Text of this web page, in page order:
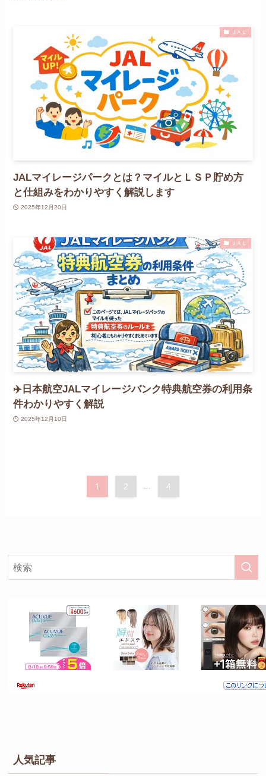
ＪＡＬ
JALマイレージパークとは？マイルとＬＳＰ貯め方
と仕組みをわかりやすく解説します
2025年12月20日
ＪＡＬ
✈️日本航空JALマイレージバンク特典航空券の利用条
件わかりやすく解説
2025年12月10日
1 2 ... 4